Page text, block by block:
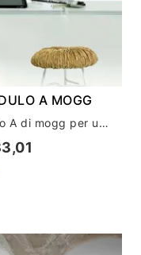
A MOGG
Scegli la libreria Antologia Modulo A di mogg per un arredamento casa di stile ed eleganza